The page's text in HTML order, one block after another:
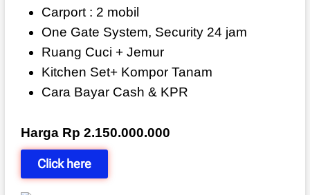
Carport : 2 mobil
One Gate System, Security 24 jam
Ruang Cuci + Jemur
Kitchen Set+ Kompor Tanam
Cara Bayar Cash & KPR
Harga Rp 2.150.000.000
Click here